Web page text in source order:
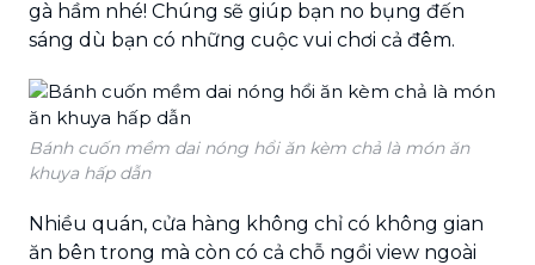
gà hầm nhé! Chúng sẽ giúp bạn no bụng đến
sáng dù bạn có những cuộc vui chơi cả đêm.
Bánh cuốn mềm dai nóng hổi ăn kèm chả là món ăn
khuya hấp dẫn
Nhiều quán, cửa hàng không chỉ có không gian
ăn bên trong mà còn có cả chỗ ngồi view ngoài